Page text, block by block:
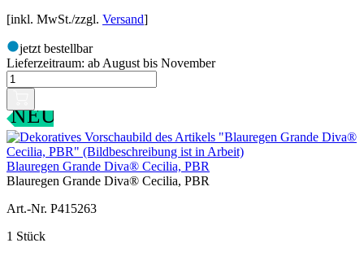
[inkl. MwSt./zzgl. Versand]
jetzt bestellbar
Lieferzeitraum: ab August bis November
NEU
Blauregen Grande Diva® Cecilia, PBR
Blauregen Grande Diva® Cecilia, PBR
Art.-Nr. P415263
1 Stück